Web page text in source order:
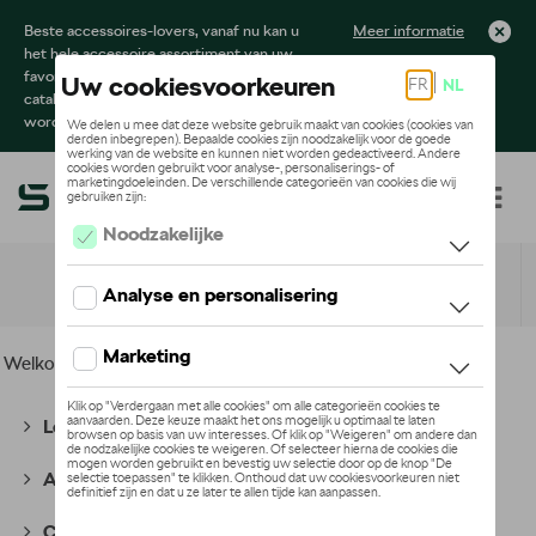
Beste accessoires-lovers, vanaf nu kan u
het hele accessoire assortiment van uw
favoriete merk terugvinden in de online
catalogus. Deze kunnen steeds besteld
worden via uw dealer.
Meer informatie
Toggle navigation
Welkom > Voor u > Tiguan Collectie
Lounge Collectie(56)
Active Collectie(65)